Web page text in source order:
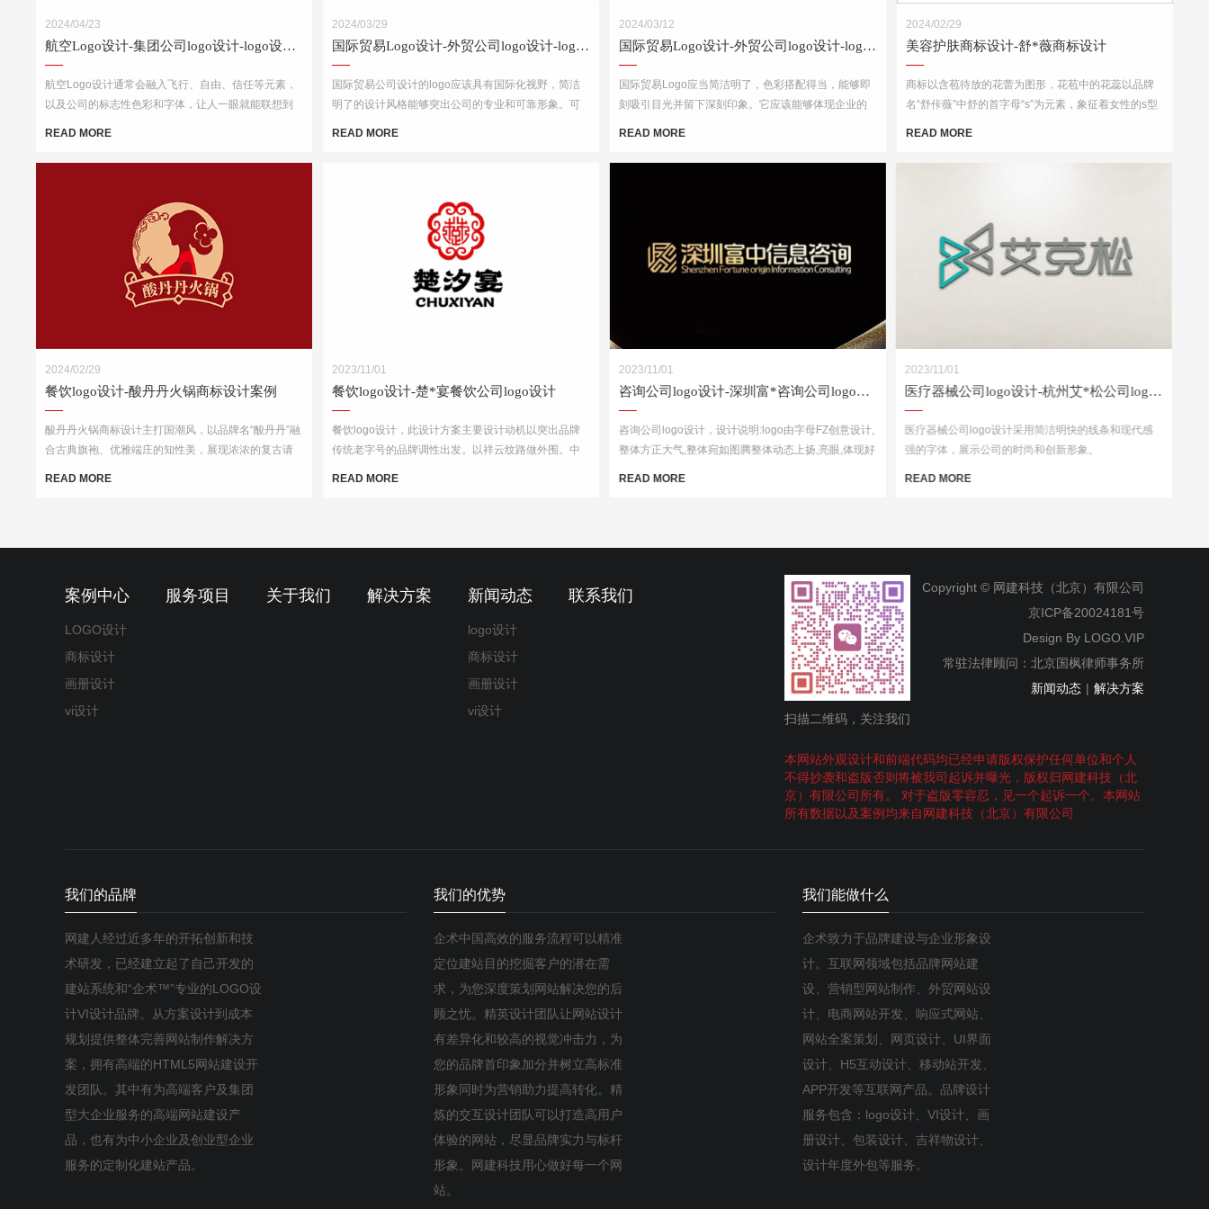
2024/04/23
航空Logo设计-集团公司logo设计-logo设计公司
航空Logo设计通常会融入飞行、自由、信任等元素，
以及公司的标志性色彩和字体，让人一眼就能联想到
READ MORE
2024/03/29
国际贸易Logo设计-外贸公司logo设计-logo设计公司
国际贸易公司设计的logo应该具有国际化视野，简洁
明了的设计风格能够突出公司的专业和可靠形象。可
READ MORE
2024/03/12
国际贸易Logo设计-外贸公司logo设计-logo设计公司
国际贸易Logo应当简洁明了，色彩搭配得当，能够即
刻吸引目光并留下深刻印象。它应该能够体现企业的
媒介上的应用效果，如名片、网站、产品包装和宣传
READ MORE
2024/02/29
美容护肤商标设计-舒*薇商标设计
商标以含苞待放的花蕾为图形，花苞中的花蕊以品牌
名“舒佧薇”中舒的首字母“s”为元素，象征着女性的s型
READ MORE
2024/02/29
餐饮logo设计-酸丹丹火锅商标设计案例
酸丹丹火锅商标设计主打国潮风，以品牌名“酸丹丹”融
合古典旗袍、优雅端庄的知性美，展现浓浓的复古请
READ MORE
2023/11/01
餐饮logo设计-楚*宴餐饮公司logo设计
餐饮logo设计，此设计方案主要设计动机以突出品牌
传统老字号的品牌调性出发。以祥云纹路做外围。中
READ MORE
2023/11/01
咨询公司logo设计-深圳富*咨询公司logo设计案例
咨询公司logo设计，设计说明:logo由字母FZ创意设计,
整体方正大气,整体宛如图腾整体动态上扬,亮眼,体现好
READ MORE
2023/11/01
医疗器械公司logo设计-杭州艾*松公司logo设计案例
医疗器械公司logo设计采用简洁明快的线条和现代感
强的字体，展示公司的时尚和创新形象。
READ MORE
案例中心
LOGO设计
商标设计
画册设计
vi设计
服务项目 关于我们 解决方案 新闻动态
logo设计
商标设计
画册设计
vi设计
联系我们
扫描二维码，关注我们
Copyright © 网建科技（北京）有限公司
京ICP备20024181号
Design By LOGO.VIP
常驻法律顾问：北京国枫律师事务所
新闻动态 | 解决方案
本网站外观设计和前端代码均已经申请版权保护任何单位和个人
不得抄袭和盗版否则将被我司起诉并曝光，版权归网建科技（北
京）有限公司所有。 对于盗版零容忍，见一个起诉一个。本网站
所有数据以及案例均来自网建科技（北京）有限公司
我们的品牌
网建人经过近多年的开拓创新和技
术研发，已经建立起了自己开发的
建站系统和“企术™”专业的LOGO设
计VI设计品牌。从方案设计到成本
规划提供整体完善网站制作解决方
案，拥有高端的HTML5网站建设开
发团队。其中有为高端客户及集团
型大企业服务的高端网站建设产
品，也有为中小企业及创业型企业
服务的定制化建站产品。
我们的优势
企术中国高效的服务流程可以精准
定位建站目的挖掘客户的潜在需
求，为您深度策划网站解决您的后
顾之忧。精英设计团队让网站设计
有差异化和较高的视觉冲击力，为
您的品牌首印象加分并树立高标准
形象同时为营销助力提高转化。精
炼的交互设计团队可以打造高用户
体验的网站，尽显品牌实力与标杆
形象。网建科技用心做好每一个网
站。
我们能做什么
企术致力于品牌建设与企业形象设
计。互联网领域包括品牌网站建
设、营销型网站制作、外贸网站设
计、电商网站开发、响应式网站、
网站全案策划、网页设计、UI界面
设计、H5互动设计、移动站开发、
APP开发等互联网产品。品牌设计
服务包含：logo设计、VI设计、画
册设计、包装设计、吉祥物设计、
设计年度外包等服务。